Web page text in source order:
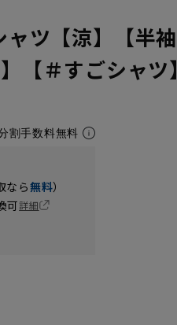
ツ【涼】【半袖
【＃すごシャツ】
割手数料無料
なら無料）
可詳細